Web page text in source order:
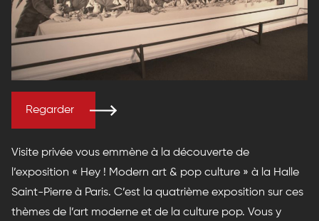
Regarder
Visite privée vous emmène à la découverte de
l’exposition « Hey ! Modern art & pop culture » à la Halle
Saint-Pierre à Paris. C’est la quatrième exposition sur ces
thèmes de l’art moderne et de la culture pop. Vous y